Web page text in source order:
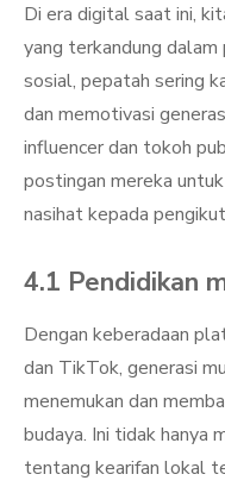
Di era digital saat ini,
yang terkandung
sosial, pepatah sering
dan memotivasi
influencer dan tokoh
postingan mereka
nasihat kepada
4.1 Pendidikan
Dengan keberadaan
dan TikTok, generasi
menemukan dan
budaya. Ini tidak hanya
tentang kearifan lokal